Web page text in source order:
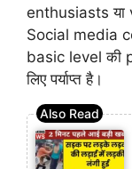
enthusiasts या
Social media
basic level की
लिए पर्याप्त है।